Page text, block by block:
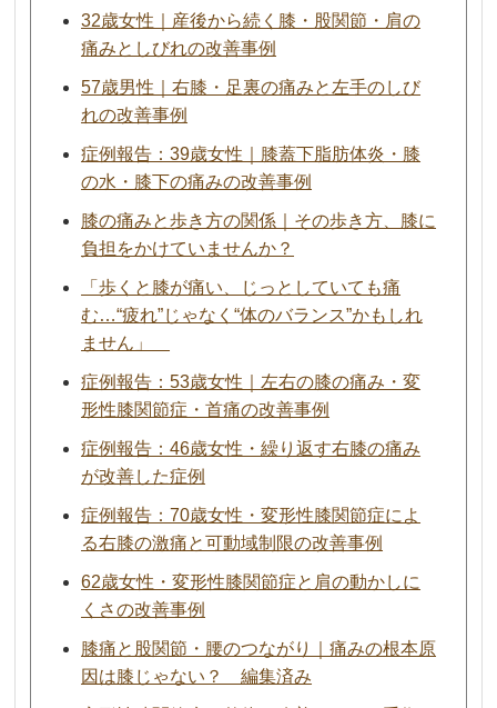
32歳女性｜産後から続く膝・股関節・肩の
痛みとしびれの改善事例
57歳男性｜右膝・足裏の痛みと左手のしび
れの改善事例
症例報告：39歳女性｜膝蓋下脂肪体炎・膝
の水・膝下の痛みの改善事例
膝の痛みと歩き方の関係｜その歩き方、膝に
負担をかけていませんか？
「歩くと膝が痛い、じっとしていても痛
む…“疲れ”じゃなく“体のバランス”かもしれ
ません」
症例報告：53歳女性｜左右の膝の痛み・変
形性膝関節症・首痛の改善事例
症例報告：46歳女性・繰り返す右膝の痛み
が改善した症例
症例報告：70歳女性・変形性膝関節症によ
る右膝の激痛と可動域制限の改善事例
62歳女性・変形性膝関節症と肩の動かしに
くさの改善事例
膝痛と股関節・腰のつながり｜痛みの根本原
因は膝じゃない？ 編集済み